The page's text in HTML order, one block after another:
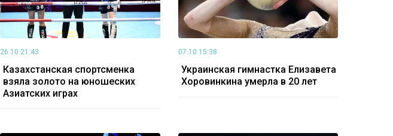
26.10 21:43
Казахстанская спортсменка
взяла золото на юношеских
Азиатских играх
07.10 15:38
Украинская гимнастка Елизавета
Хоровинкина умерла в 20 лет